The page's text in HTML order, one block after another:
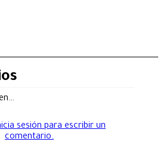
sesión para escribir un
comentario.